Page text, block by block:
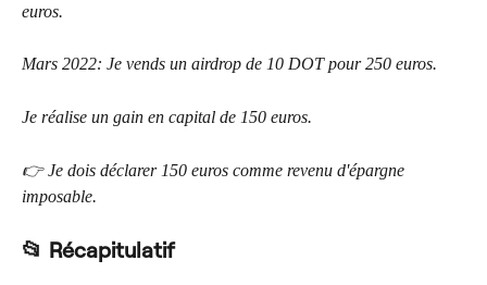
euros.
Mars 2022: Je vends un airdrop de 10 DOT pour 250 euros.
Je réalise un gain en capital de 150 euros.
👉 Je dois déclarer 150 euros comme revenu d'épargne
imposable.
📂 Récapitulatif